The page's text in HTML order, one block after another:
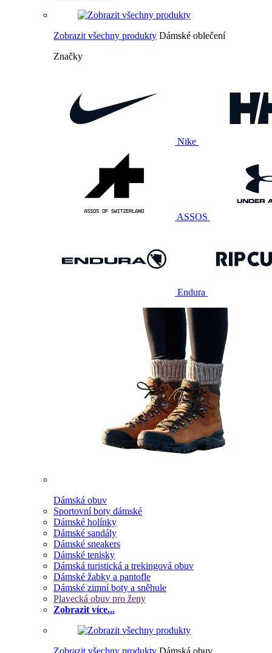
Zobrazit všechny produkty Dámské oblečení
Značky
Nike
ASSOS
Endura
Dámská obuv
Sportovní boty dámské
Dámské holínky
Dámské sandály
Dámské sneakers
Dámské tenisky
Dámská turistická a trekingová obuv
Dámské žabky a pantofle
Dámské zimní boty a sněhule
Plavecká obuv pro ženy
Zobrazit více...
Zobrazit všechny produkty Dámská obuv